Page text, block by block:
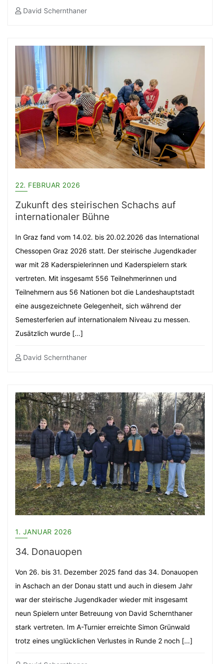
David Schernthaner
22. FEBRUAR 2026
Zukunft des steirischen Schachs auf
internationaler Bühne
In Graz fand vom 14.02. bis 20.02.2026 das International
Chessopen Graz 2026 statt. Der steirische Jugendkader
war mit 28 Kaderspielerinnen und Kaderspielern stark
vertreten. Mit insgesamt 556 Teilnehmerinnen und
Teilnehmern aus 56 Nationen bot die Landeshauptstadt
eine ausgezeichnete Gelegenheit, sich während der
Semesterferien auf internationalem Niveau zu messen.
Zusätzlich wurde […]
David Schernthaner
1. JANUAR 2026
34. Donauopen
Von 26. bis 31. Dezember 2025 fand das 34. Donauopen
in Aschach an der Donau statt und auch in diesem Jahr
war der steirische Jugendkader wieder mit insgesamt
neun Spielern unter Betreuung von David Schernthaner
stark vertreten. Im A-Turnier erreichte Simon Grünwald
trotz eines unglücklichen Verlustes in Runde 2 noch […]